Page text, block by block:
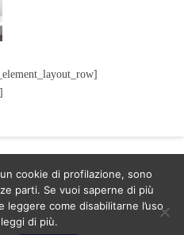
A MENU
YouTubeInstagram
cookie di profilazione, sono
parti. Se vuoi saperne di più
leggere come disabilitarne l’uso
di più.